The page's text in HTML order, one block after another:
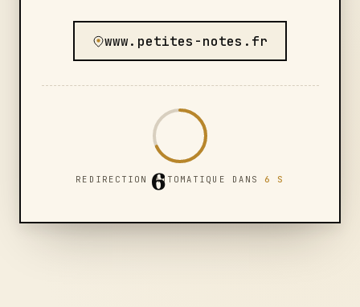
www.petites-notes.fr
6
REDIRECTION AUTOMATIQUE DANS6 S